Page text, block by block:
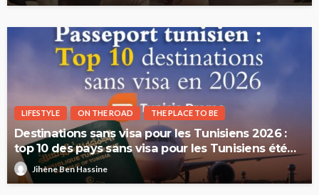
LIFESTYLE ON THE ROAD THE PLACE TO BE
Destinations sans visa pour les Tunisiens 2026 :
top 10 des pays sans visa pour les Tunisiens été
2026Jihène Ben Hassine